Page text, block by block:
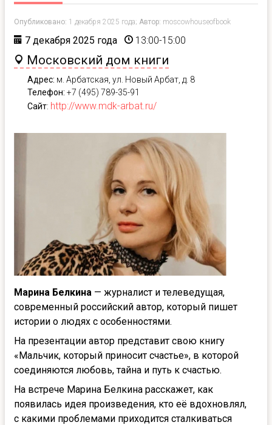
Опубликовано: 1 декабря 2025 года; Автор: moscowhouseofbook
7 декабря 2025 года 13:00-15:00
Московский дом книги
Адрес: м. Арбатская, ул. Новый Арбат, д. 8
Телефон: +7 (495) 789-35-91
Сайт: http://www.mdk-arbat.ru/
Марина Белкина — журналист и телеведущая,
современный российский автор, который пишет
истории о людях с особенностями.
На презентации автор представит свою книгу
«Мальчик, который приносит счастье», в которой
соединяются любовь, тайна и путь к счастью.
На встрече Марина Белкина расскажет, как
появилась идея произведения, кто её вдохновлял,
с какими проблемами приходится сталкиваться